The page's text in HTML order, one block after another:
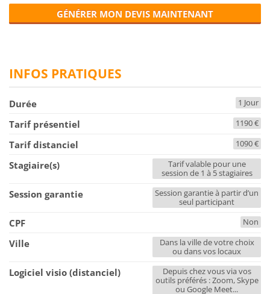
GÉNÉRER MON DEVIS MAINTENANT
INFOS PRATIQUES
Durée 1 Jour
Tarif présentiel 1190 €
Tarif distanciel 1090 €
Stagiaire(s)
Tarif valable pour une
session de 1 à 5 stagiaires
Session garantie
Session garantie à partir d’un
seul participant
CPF Non
Ville
Dans la ville de votre choix
ou dans vos locaux
Logiciel visio (distanciel)
Depuis chez vous via vos
outils préférés : Zoom, Skype
ou Google Meet...